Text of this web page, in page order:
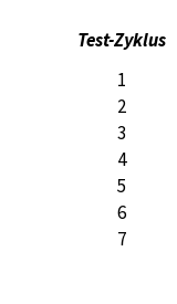
Test-Zyklus
1
2
3
4
5
6
7